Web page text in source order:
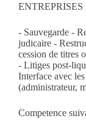
- Sauvegarde -
judicaire -
cession de titres
- Litiges post-
Interface avec
(administrateur,
Competence